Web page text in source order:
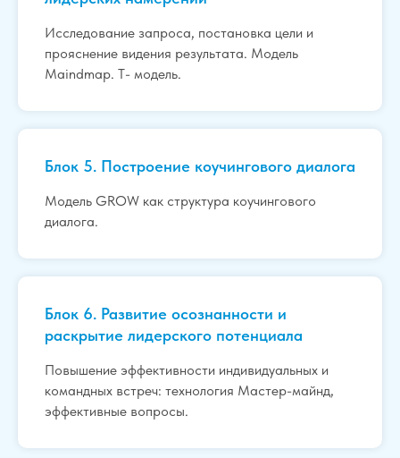
Исследование запроса, постановка цели и
прояснение видения результата. Модель
Maindmap. T- модель.
Блок 5. Построение коучингового диалога
Модель GROW как структура коучингового
диалога.
Блок 6. Развитие осознанности и
раскрытие лидерского потенциала
Повышение эффективности индивидуальных и
командных встреч: технология Мастер-майнд,
эффективные вопросы.